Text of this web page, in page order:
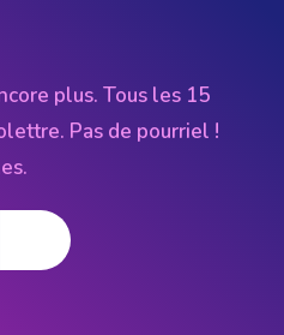
plus. Tous les 15
Pas de pourriel !